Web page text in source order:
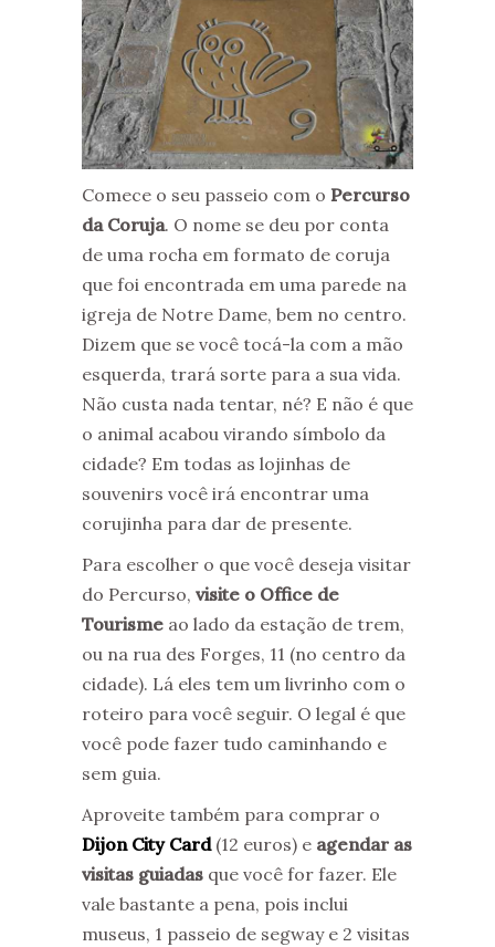
Comece o seu passeio com o Percurso
da Coruja. O nome se deu por conta
de uma rocha em formato de coruja
que foi encontrada em uma parede na
igreja de Notre Dame, bem no centro.
Dizem que se você tocá-la com a mão
esquerda, trará sorte para a sua vida.
Não custa nada tentar, né? E não é que
o animal acabou virando símbolo da
cidade? Em todas as lojinhas de
souvenirs você irá encontrar uma
corujinha para dar de presente.
Para escolher o que você deseja visitar
do Percurso, visite o Office de
Tourisme ao lado da estação de trem,
ou na rua des Forges, 11 (no centro da
cidade). Lá eles tem um livrinho com o
roteiro para você seguir. O legal é que
você pode fazer tudo caminhando e
sem guia.
Aproveite também para comprar o
Dijon City Card (12 euros) e agendar as
visitas guiadas que você for fazer. Ele
vale bastante a pena, pois inclui
museus, 1 passeio de segway e 2 visitas